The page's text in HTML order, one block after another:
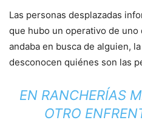
Las personas desplazadas
que hubo un operativo de
andaba en busca de alguien,
desconocen quiénes son las
EN RANCHERÍAS
OTRO